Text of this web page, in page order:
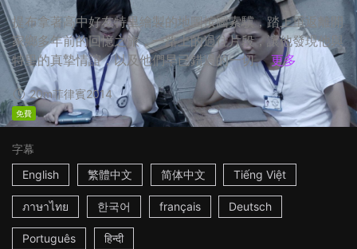
提布拿著高中好友特里繪製的地圖按圖索驥，踏上重返離開
家鄉多年前的回憶之旅，一路上的過往片段，讓他發現他與
特里的真摯情誼，以及他們早已錯過的一切。 更多
20m菲律賓2014
免費
字幕
English
繁體中文 简体中文 Tiếng Việt
ภาษาไทย 한국어 français Deutsch
Português हिन्दी